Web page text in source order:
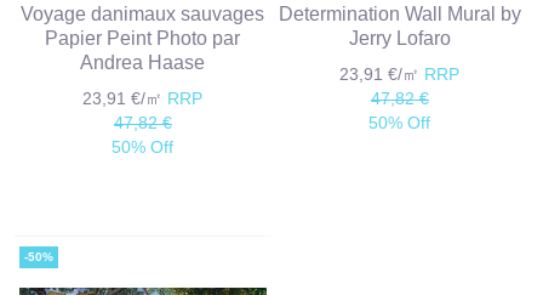
Voyage danimaux sauvages
Papier Peint Photo par
Andrea Haase
23,91 €/㎡ RRP
47,82 €
50% Off
Determination Wall Mural by
Jerry Lofaro
23,91 €/㎡ RRP
47,82 €
50% Off
-50%